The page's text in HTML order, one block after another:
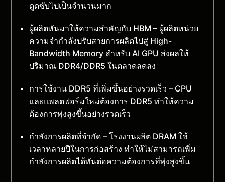
ดูดซับไปเป็นจำนวนมาก
ผู้ผลิตหันมาให้ความสำคัญกับ HBM – ผู้ผลิตหน่วย
ความจำกำลังปรับสายการผลิตไปสู่ High-
Bandwidth Memory สำหรับ AI GPU ส่งผลให้
ปริมาณ DDR4/DDR5 ในตลาดลดลง
การใช้งาน DDR5 ที่เพิ่มขึ้นอย่างรวดเร็ว – CPU
และแพลตฟอร์มใหม่ต้องการ DDR5 ทำให้ความ
ต้องการพุ่งสูงขึ้นอย่างรวดเร็ว
กำลังการผลิตที่จำกัด – โรงงานผลิต DRAM ใช้
เวลาหลายปีในการก่อสร้าง ทำให้ไม่สามารถเพิ่ม
กำลังการผลิตได้ทันต่อความต้องการที่พุ่งสูงขึ้น